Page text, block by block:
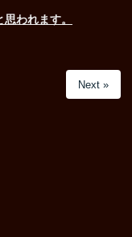
われます。
Next »